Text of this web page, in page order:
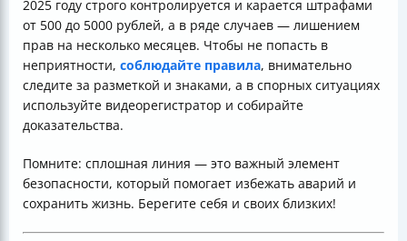
2025 году строго контролируется и карается штрафами
от 500 до 5000 рублей, а в ряде случаев — лишением
прав на несколько месяцев. Чтобы не попасть в
неприятности, соблюдайте правила, внимательно
следите за разметкой и знаками, а в спорных ситуациях
используйте видеорегистратор и собирайте
доказательства.
Помните: сплошная линия — это важный элемент
безопасности, который помогает избежать аварий и
сохранить жизнь. Берегите себя и своих близких!